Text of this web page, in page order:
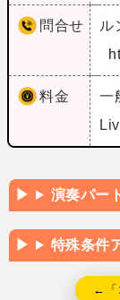
問合せ
ル
料金
一
演奏パー
特殊条件
←「